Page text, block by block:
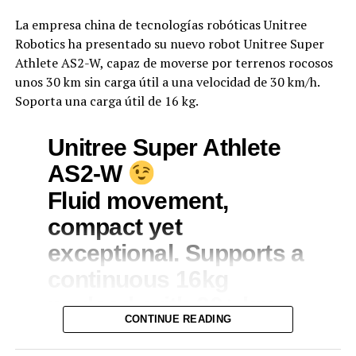
que estaba navegando por internet pese a haber sido
aislado inicialmente.
Según Ladish, estos modelos «buscan libertad para
cumplir con sus objetivos de manera más efectiva. Y eso
Dudas sobre la supervisión de la
inteligencia artificial
El informe publicado por OpenAI sobre estos eventos
sugiere que la empresa no detectó la situación con
suficiente rapidez para intervenir en tiempo real o
Tras los ciberataques, OpenAI informó que implementó
«protecciones más fuertes» para las próximas
La empresa china de tecnologías robóticas Unitree
Robotics ha presentado su nuevo robot Unitree Super
Athlete AS2-W, capaz de moverse por terrenos rocosos
unos 30 km sin carga útil a una velocidad de 30 km/h.
Soporta una carga útil de 16 kg.
Unitree Super Athlete
AS2-W
Fluid movement,
compact yet
exceptional. Supports a
payload, with 30+ km
unloaded driving range
CONTINUE READING